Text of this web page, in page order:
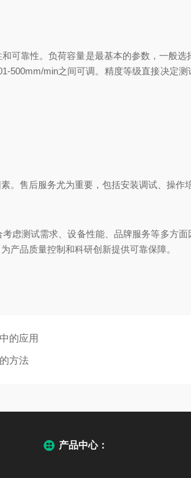
靠性。负荷容量是最基本的参数，一般选
500mm/min之间可调。精度等级直接决定
售后服务尤为重要，包括安装调试、操作
测试需求、设备性能、品牌服务等多方
产品质量控制和科研创新提供可靠保障。
的应用
方法
产品中心：